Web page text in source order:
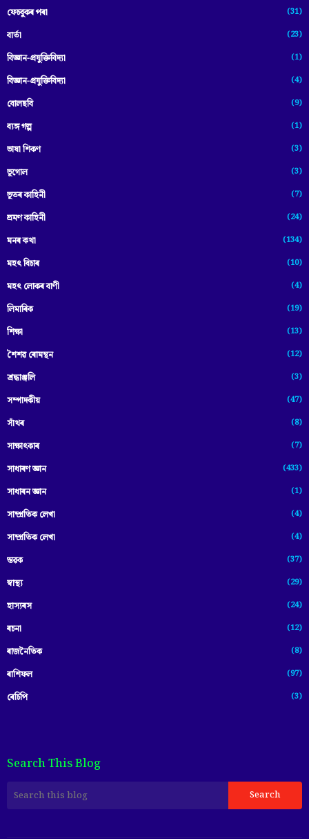
ফেচবুকৰ পৰা (31)
বাৰ্তা (23)
বিজ্ঞান-প্রযুক্তিবিদ্যা (1)
বিজ্ঞান-প্ৰযুক্তিবিদ্যা (4)
বোলছবি (9)
ব্যঙ্গ গল্প (1)
ভাষা শিকণ (3)
ভূগোল (3)
ভূতৰ কাহিনী (7)
ভ্ৰমণ কাহিনী (24)
মনৰ কথা (134)
মহৎ বিচাৰ (10)
মহৎ লোকৰ বাণী (4)
লিমাৰিক (19)
শিক্ষা (13)
শৈশৱ ৰোমন্থন (12)
শ্ৰদ্ধাঞ্জলি (3)
সম্পাদকীয় (47)
সাঁথৰ (8)
সাক্ষাৎকাৰ (7)
সাধাৰণ জ্ঞান (433)
সাধাৰন জ্ঞান (1)
সাম্প্রতিক লেখা (4)
সাম্প্ৰতিক লেখা (4)
স্তৱক (37)
স্বাস্থ্য (29)
হাস্যৰস (24)
ৰচনা (12)
ৰাজনৈতিক (8)
ৰাশিফল (97)
ৰেচিপি (3)
Search This Blog